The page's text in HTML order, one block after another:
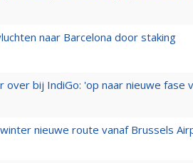
naar Barcelona door staking
over bij IndiGo: 'op naar nieuwe fase
nieuwe route vanaf Brussels